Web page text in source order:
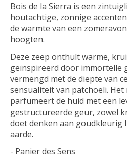
Bois de la Sierra is een
houtachtige, zonnige
de warmte van een
hoogten.
Deze zeep onthult warme,
geïnspireerd door immortelle
vermengd met de diepte van
sensualiteit van patchoeli. Het
parfumeert de huid met een
gestructureerde geur, zowel
doet denken aan goudkleurig
aarde.
- Panier des Sens